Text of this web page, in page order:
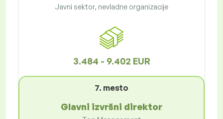
Javni sektor, nevladne organizacije
3.484 - 9.402 EUR
7. mesto
Glavni izvršni direktor